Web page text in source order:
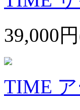
39,000
TIME